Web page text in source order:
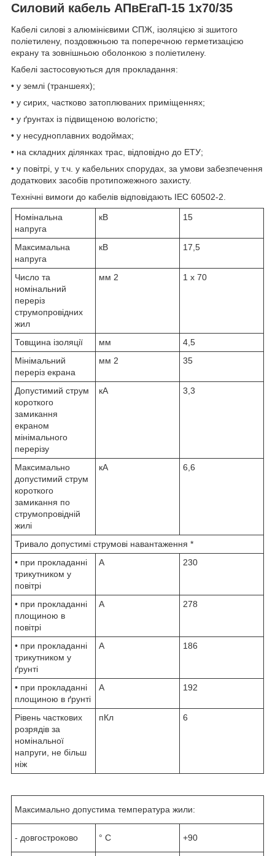
Силовий кабель АПвЕгаП-15 1х70/35
Кабелі силові з алюмінієвими СПЖ, ізоляцією зі зшитого
поліетилену, поздовжньою та поперечною герметизацією
екрану та зовнішньою оболонкою з поліетилену.
Кабелі застосовуються для прокладання:
• у землі (траншеях);
• у сирих, частково затоплюваних приміщеннях;
• у ґрунтах із підвищеною вологістю;
• у несудноплавних водоймах;
• на складних ділянках трас, відповідно до ЕТУ;
• у повітрі, у т.ч. у кабельних спорудах, за умови забезпечення
додаткових засобів протипожежного захисту.
Технічні вимоги до кабелів відповідають IEC 60502-2.
Номінальна
напруга
кВ 15
Максимальна
напруга
кВ 17,5
Число та
номінальний
переріз
струмопровідних
жил
мм 2 1 x 70
Товщина ізоляції мм
4,5
Мінімальний
переріз екрана
мм 2 35
Допустимий струм
короткого
замикання
екраном
мінімального
перерізу
кА 3,3
Максимально
допустимий струм
короткого
замикання по
струмопровідній
жилі
кА 6,6
Тривало допустимі струмові навантаження *
• при прокладанні
трикутником у
повітрі
А 230
• при прокладанні
площиною в
повітрі
А 278
• при прокладанні
трикутником у
ґрунті
А 186
• при прокладанні
площиною в ґрунті
А 192
Рівень часткових
розрядів за
номінальної
напруги, не більш
ніж
пКл 6
Максимально допустима температура жили:
- довгостроково ° С +90